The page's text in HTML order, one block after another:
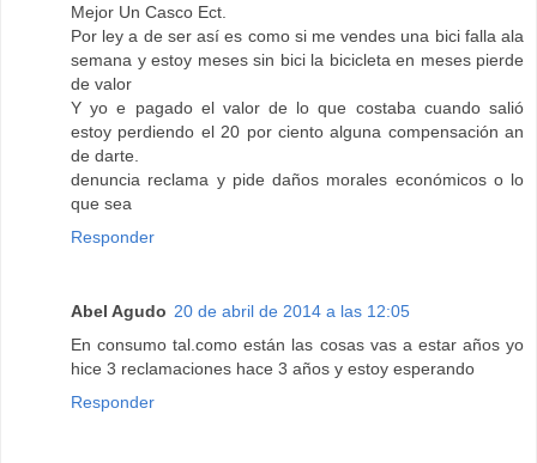
Mejor Un Casco Ect.
Por ley a de ser así es como si me vendes una bici falla ala
semana y estoy meses sin bici la bicicleta en meses pierde
de valor
Y yo e pagado el valor de lo que costaba cuando salió
estoy perdiendo el 20 por ciento alguna compensación an
de darte.
denuncia reclama y pide daños morales económicos o lo
que sea
Responder
Abel Agudo 20 de abril de 2014 a las 12:05
En consumo tal.como están las cosas vas a estar años yo
hice 3 reclamaciones hace 3 años y estoy esperando
Responder